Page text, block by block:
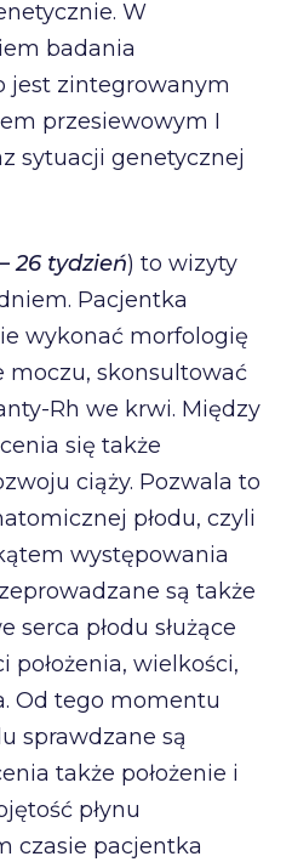
W
badania
jest zintegrowanym
przesiewowym I
sytuacji genetycznej
26 tydzień) to wizyty
Pacjentka
wykonać morfologię
moczu, skonsultować
Rh we krwi. Między
się także
ciąży. Pozwala to
płodu, czyli
występowania
są także
serca płodu służące
położenia, wielkości,
Od tego momentu
sprawdzane są
także położenie i
płynu
czasie pacjentka